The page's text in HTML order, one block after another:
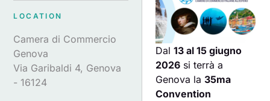
LOCATION
Camera di Commercio
Genova
Via Garibaldi 4, Genova
- 16124
Dal13 al 15 giugno
2026 si terrà a
Genova la35ma
Convention